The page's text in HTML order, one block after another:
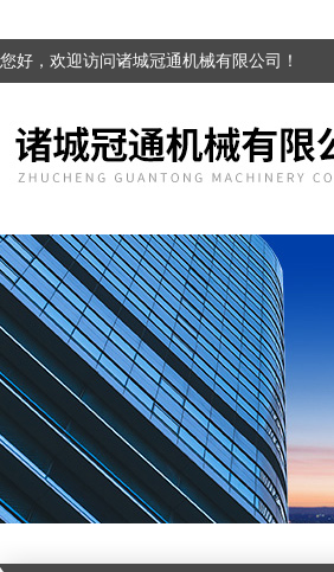
您好，欢迎访问诸城冠通机械有限公司！